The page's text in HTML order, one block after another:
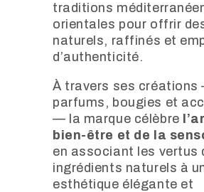
traditions
orientales pour offrir
naturels, raffinés et
d’authenticité.
À travers ses créations
parfums, bougies et
— la marque célèbre
bien-être et de la
en associant les vertus
ingrédients naturels à
esthétique élégante et